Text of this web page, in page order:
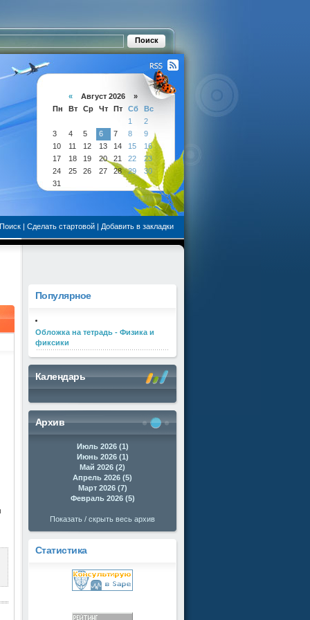
« Август 2026 »
Пн
Вт Ср Чт Пт Сб
Вс
1
2
3
4 5 6 7 8
9
10
11 12 13 14 15
16
17
18 19 20 21 22
23
24
25 26 27 28 29
30
31
Поиск | Сделать стартовой | Добавить в закладки
Популярное
Обложка на тетрадь - Физика и
фиксики
Календарь
Архив
Июль 2026 (1)
Июнь 2026 (1)
Май 2026 (2)
Апрель 2026 (5)
Март 2026 (7)
Февраль 2026 (5)
Показать / скрыть весь архив
Статистика